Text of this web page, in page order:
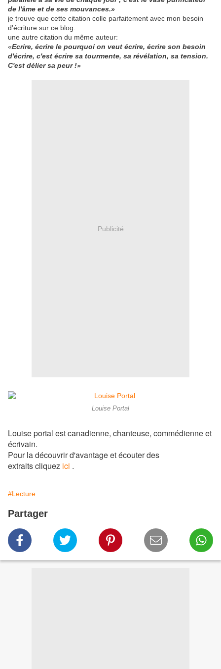
de l'âme et de ses mouvances.»
je trouve que cette citation colle parfaitement avec mon besoin
d'écriture sur ce blog.
une autre citation du même auteur:
«Ecrire, écrire le pourquoi on veut écrire, écrire son besoin
d'écrire, c'est écrire sa tourmente, sa révélation, sa tension.
C'est délier sa peur !»
Publicité
Louise Portal
Louise portal est canadienne, chanteuse, commédienne et
écrivain.
Pour la découvrir d'avantage et écouter des
extraits cliquez ici .
#Lecture
Partager